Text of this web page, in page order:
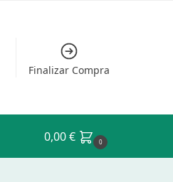
Finalizar Compra
0,00€ 0